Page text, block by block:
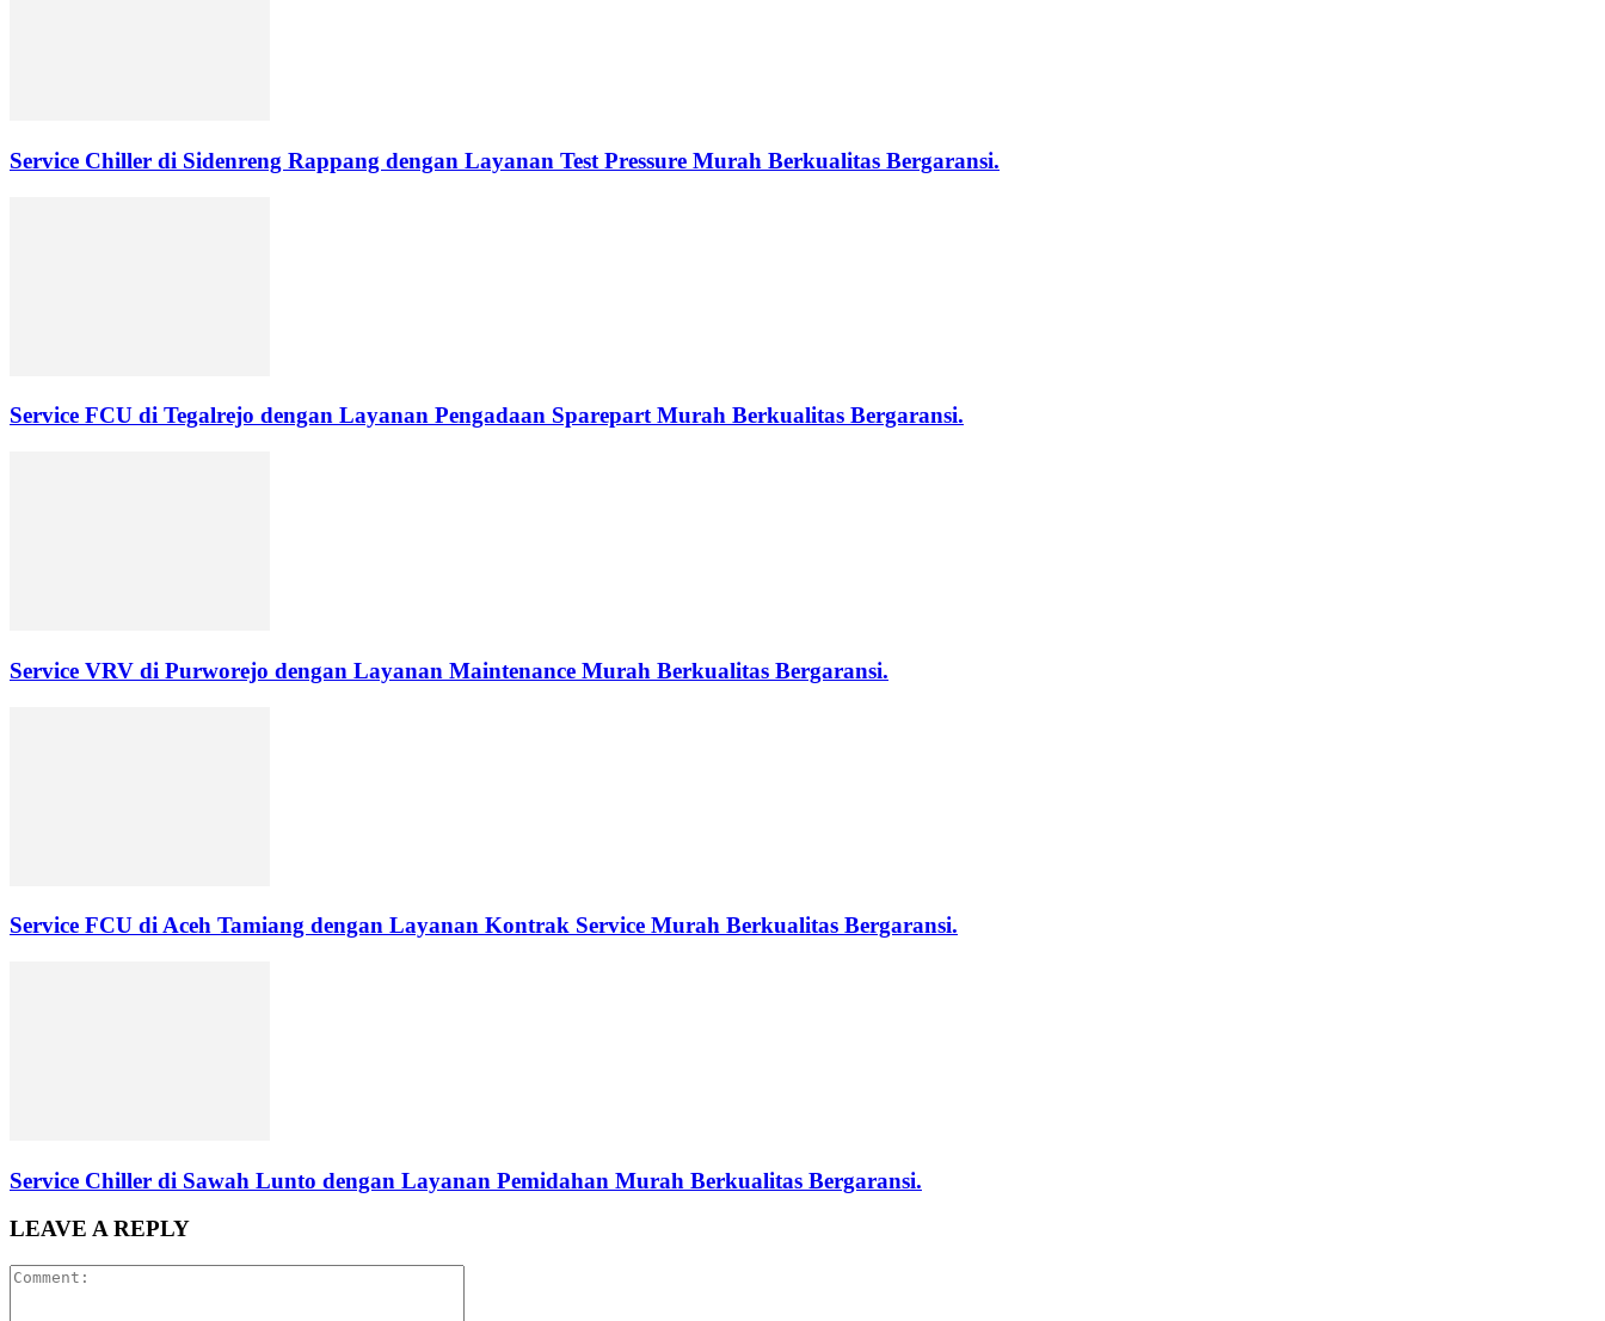
Service Chiller di Sidenreng Rappang dengan Layanan Test Pressure Murah Berkualitas Bergaransi.
Service FCU di Tegalrejo dengan Layanan Pengadaan Sparepart Murah Berkualitas Bergaransi.
Service VRV di Purworejo dengan Layanan Maintenance Murah Berkualitas Bergaransi.
Service FCU di Aceh Tamiang dengan Layanan Kontrak Service Murah Berkualitas Bergaransi.
Service Chiller di Sawah Lunto dengan Layanan Pemidahan Murah Berkualitas Bergaransi.
LEAVE A REPLY